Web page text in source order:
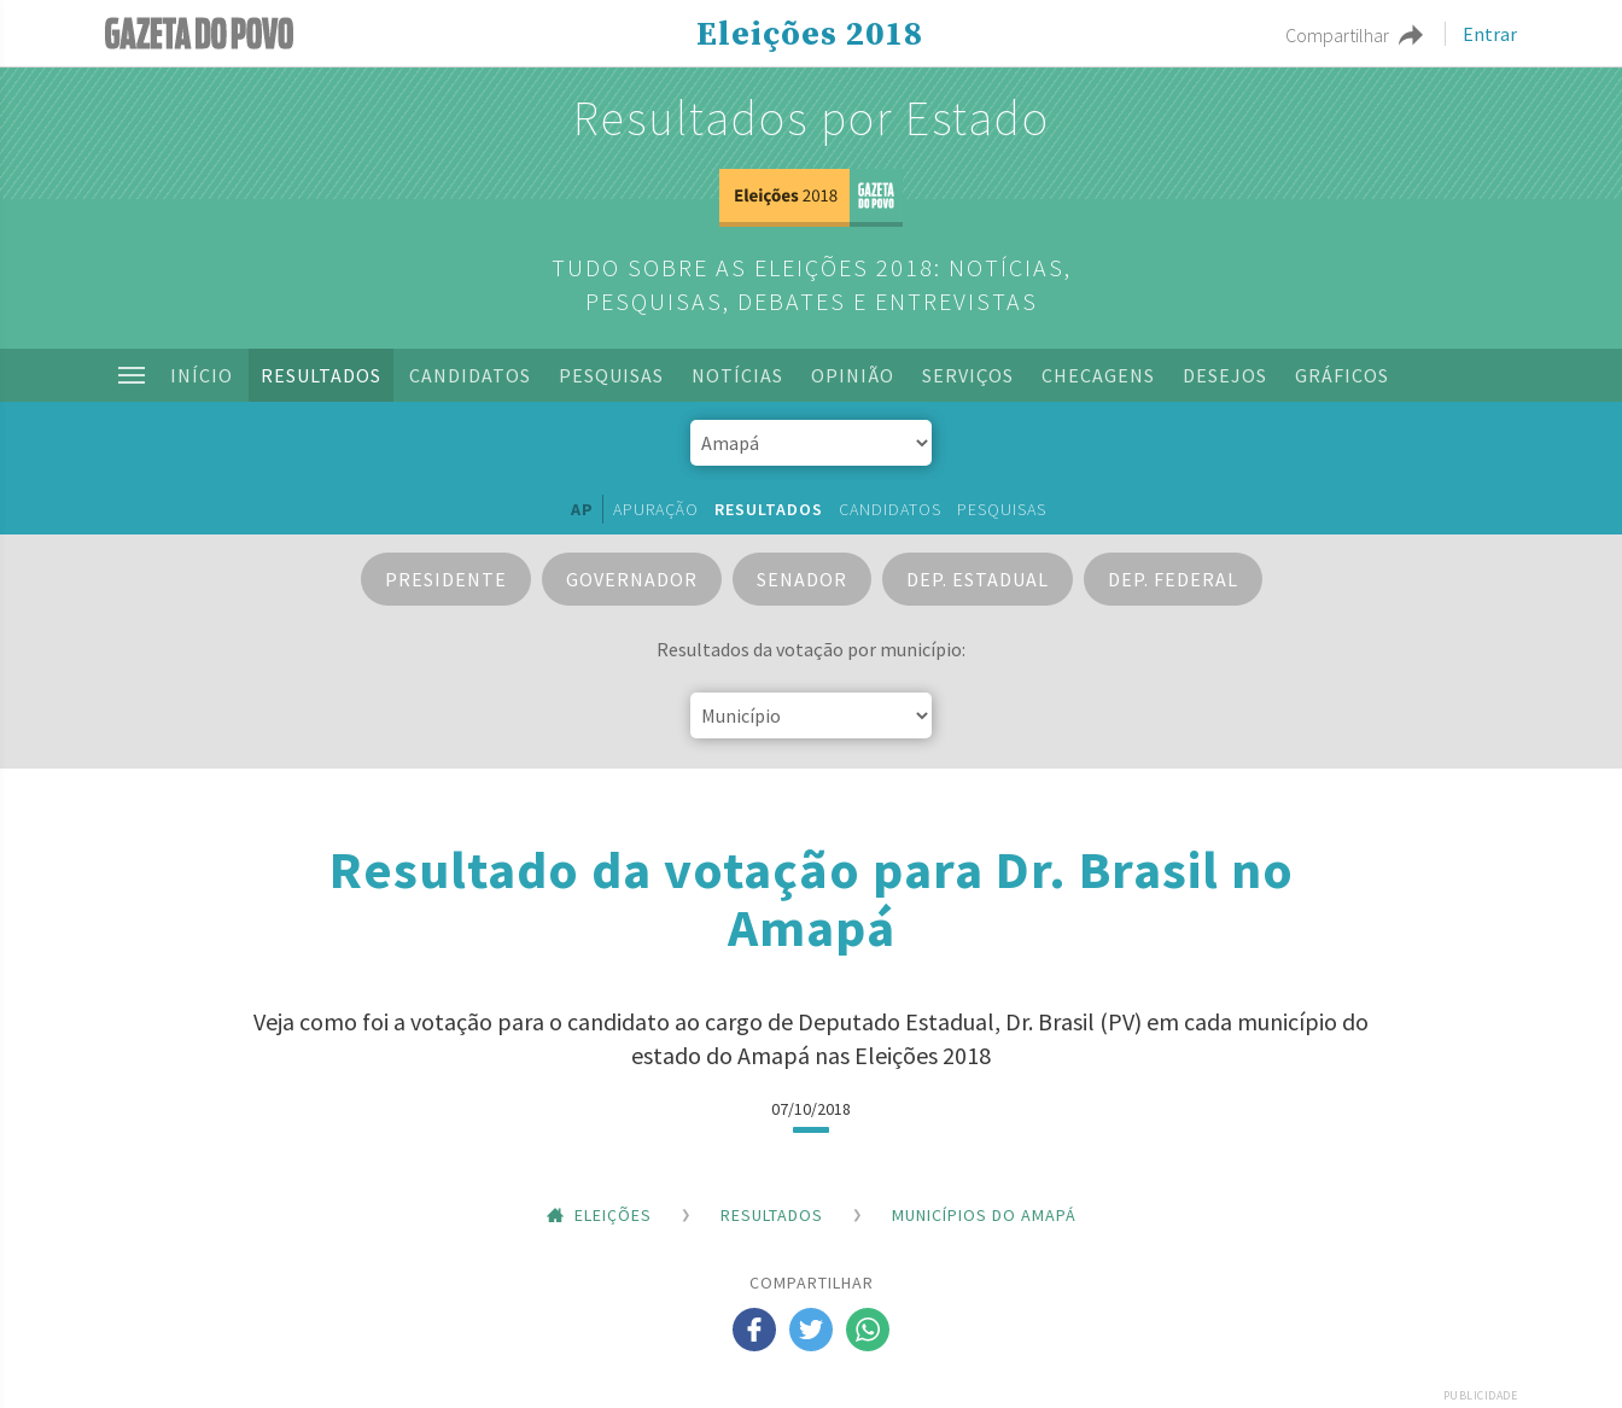
Compartilhar Entrar
Eleições 2018
Resultados por Estado
TUDO SOBRE AS ELEIÇÕES 2018: NOTÍCIAS,
PESQUISAS, DEBATES E ENTREVISTAS
INÍCIO RESULTADOS CANDIDATOS PESQUISAS NOTÍCIAS OPINIÃO SERVIÇOS CHECAGENS DESEJOS GRÁFICOS
AP APURAÇÃO RESULTADOS CANDIDATOS PESQUISAS
PRESIDENTE GOVERNADOR SENADOR DEP. ESTADUAL DEP. FEDERAL
Resultados da votação por município:
Resultado da votação para Dr. Brasil no
Amapá
Veja como foi a votação para o candidato ao cargo de Deputado Estadual, Dr. Brasil (PV) em cada município do
estado do Amapá nas Eleições 2018
07/10/2018
ELEIÇÕES RESULTADOS MUNICÍPIOS DO AMAPÁ
COMPARTILHAR
PUBLICIDADE